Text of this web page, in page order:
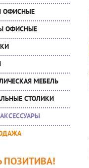
ОФИСНЫЕ
ОФИСНЫЕ
МЕБЕЛЬ
СТОЛИКИ
ПОЗИТИВА!